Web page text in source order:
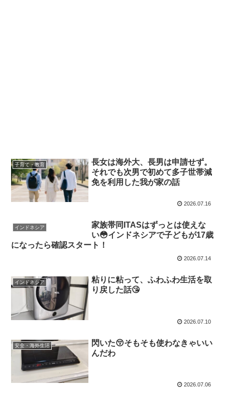
子育て・教育
長女は海外大、長男は申請せず。
それでも次男で初めて多子世帯減
免を利用した我が家の話
2026.07.16
インドネシア
家族帯同ITASはずっとは使えな
い😳インドネシアで子どもが17歳
になったら確認スタート！
2026.07.14
インドネシア
粘りに粘って、ふわふわ生活を取
り戻した話😘
2026.07.10
安全・海外生活
閃いた😚そもそも使わなきゃいい
んだわ
2026.07.06